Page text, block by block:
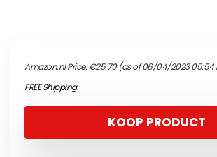
Amazon.nl Price:€25.70(as of 06/04/2023 05:54
FREE Shipping.
KOOP PRODUCT